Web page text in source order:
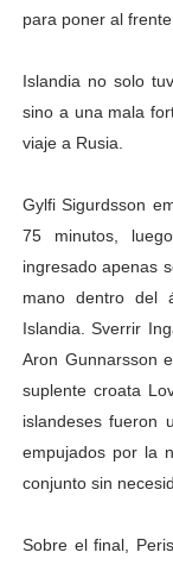
para poner al
Islandia no solo
sino a una mala
viaje a Rusia.
Gylfi Sigurdsson
75 minutos,
ingresado apenas
mano dentro del
Islandia. Sverrir
Aron Gunnarsson
suplente croata
islandeses fueron
empujados por la
conjunto sin
Sobre el final,